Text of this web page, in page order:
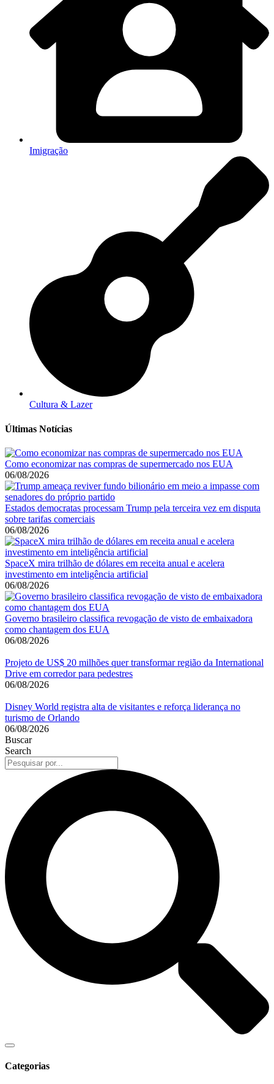
Imigração
Cultura & Lazer
Últimas Notícias
Como economizar nas compras de supermercado nos EUA
06/08/2026
Estados democratas processam Trump pela terceira vez em disputa
sobre tarifas comerciais
06/08/2026
SpaceX mira trilhão de dólares em receita anual e acelera
investimento em inteligência artificial
06/08/2026
Governo brasileiro classifica revogação de visto de embaixadora
como chantagem dos EUA
06/08/2026
Projeto de US$ 20 milhões quer transformar região da International
Drive em corredor para pedestres
06/08/2026
Disney World registra alta de visitantes e reforça liderança no
turismo de Orlando
06/08/2026
Buscar
Search
Categorias